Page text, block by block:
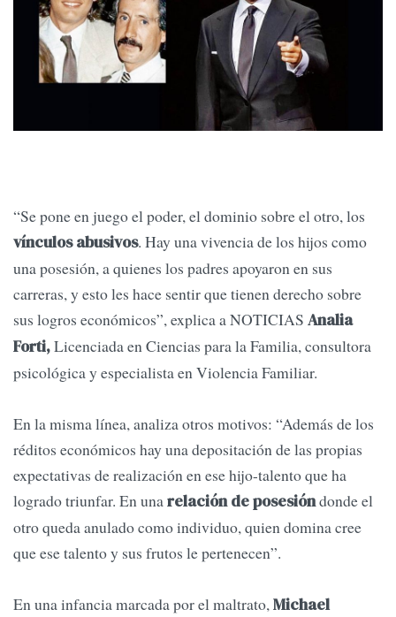
“Se pone en juego el poder, el dominio sobre el otro, los
vínculos abusivos. Hay una vivencia de los hijos como
una posesión, a quienes los padres apoyaron en sus
carreras, y esto les hace sentir que tienen derecho sobre
sus logros económicos”, explica a NOTICIAS Analia
Forti,Licenciada en Ciencias para la Familia, consultora
psicológica y especialista en Violencia Familiar.
En la misma línea, analiza otros motivos: “Además de los
réditos económicos hay una depositación de las propias
expectativas de realización en ese hijo-talento que ha
logrado triunfar. En unarelación de posesióndonde el
otro queda anulado como individuo, quien domina cree
que ese talento y sus frutos le pertenecen”.
En una infancia marcada por el maltrato,Michael